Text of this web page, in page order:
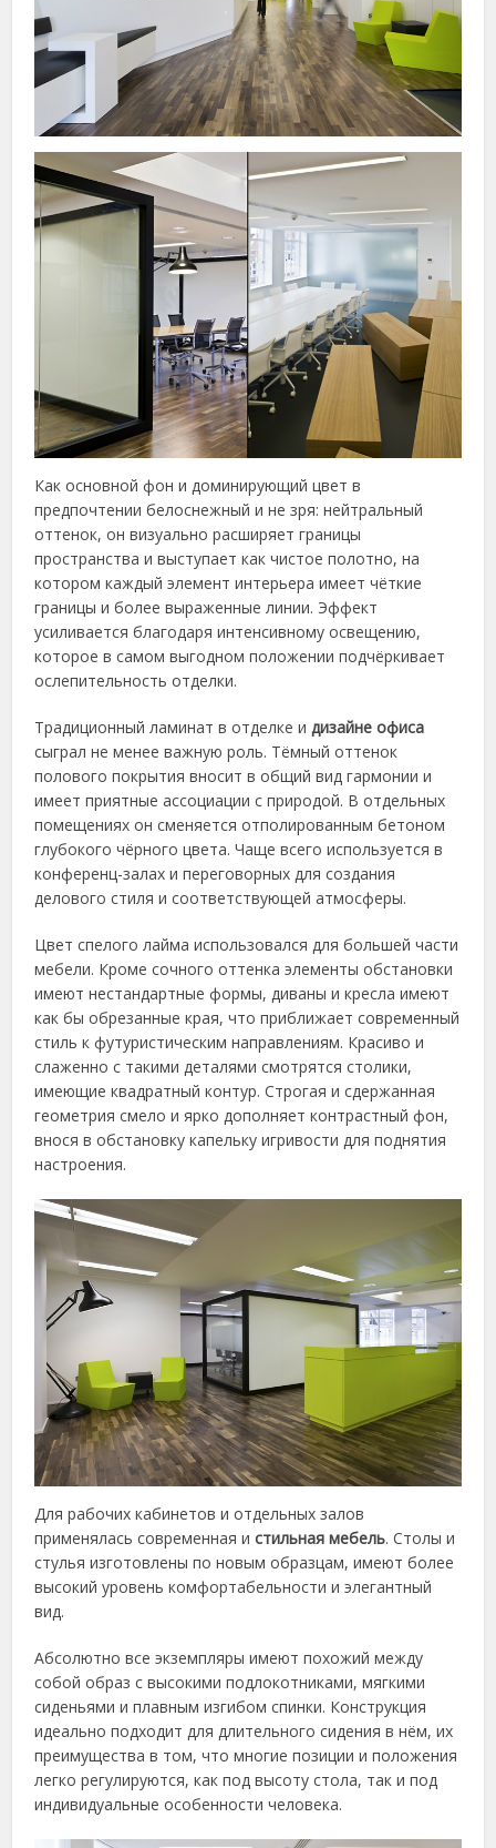
Как основной фон и доминирующий цвет в
предпочтении белоснежный и не зря: нейтральный
оттенок, он визуально расширяет границы
пространства и выступает как чистое полотно, на
котором каждый элемент интерьера имеет чёткие
границы и более выраженные линии. Эффект
усиливается благодаря интенсивному освещению,
которое в самом выгодном положении подчёркивает
ослепительность отделки.
Традиционный ламинат в отделке идизайне офиса
сыграл не менее важную роль. Тёмный оттенок
полового покрытия вносит в общий вид гармонии и
имеет приятные ассоциации с природой. В отдельных
помещениях он сменяется отполированным бетоном
глубокого чёрного цвета. Чаще всего используется в
конференц-залах и переговорных для создания
делового стиля и соответствующей атмосферы.
Цвет спелого лайма использовался для большей части
мебели. Кроме сочного оттенка элементы обстановки
имеют нестандартные формы, диваны и кресла имеют
как бы обрезанные края, что приближает современный
стиль к футуристическим направлениям. Красиво и
слаженно с такими деталями смотрятся столики,
имеющие квадратный контур. Строгая и сдержанная
геометрия смело и ярко дополняет контрастный фон,
внося в обстановку капельку игривости для поднятия
настроения.
Для рабочих кабинетов и отдельных залов
применялась современная истильная мебель. Столы и
стулья изготовлены по новым образцам, имеют более
высокий уровень комфортабельности и элегантный
вид.
Абсолютно все экземпляры имеют похожий между
собой образ с высокими подлокотниками, мягкими
сиденьями и плавным изгибом спинки. Конструкция
идеально подходит для длительного сидения в нём, их
преимущества в том, что многие позиции и положения
легко регулируются, как под высоту стола, так и под
индивидуальные особенности человека.